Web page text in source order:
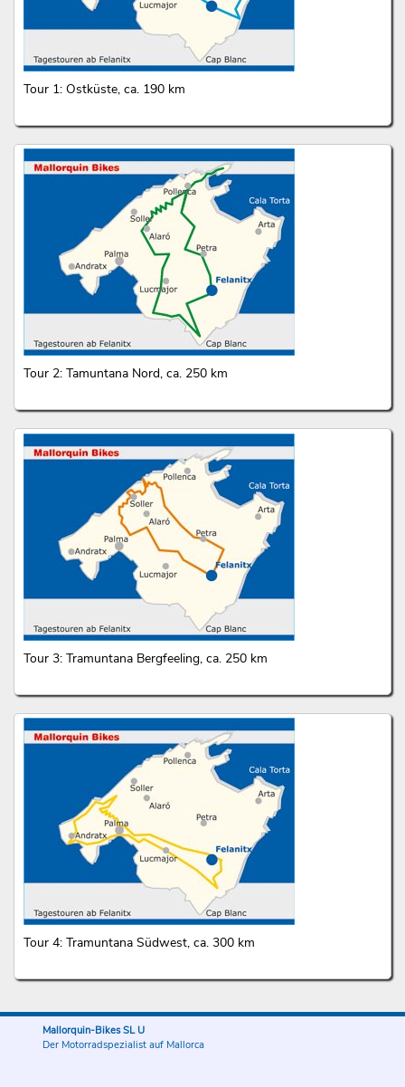
Tour 1: Ostküste, ca. 190 km
Tour 2: Tamuntana Nord, ca. 250 km
Tour 3: Tramuntana Bergfeeling, ca. 250 km
Tour 4: Tramuntana Südwest, ca. 300 km
Mallorquin-Bikes SL U
Der Motorradspezialist auf Mallorca